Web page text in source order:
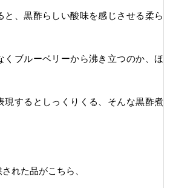
と、黒酢らしい酸味を感じさせる柔ら
くブルーベリーから沸き立つのか、ほ
現するとしっくりくる、そんな黒酢煮
れた品がこちら、